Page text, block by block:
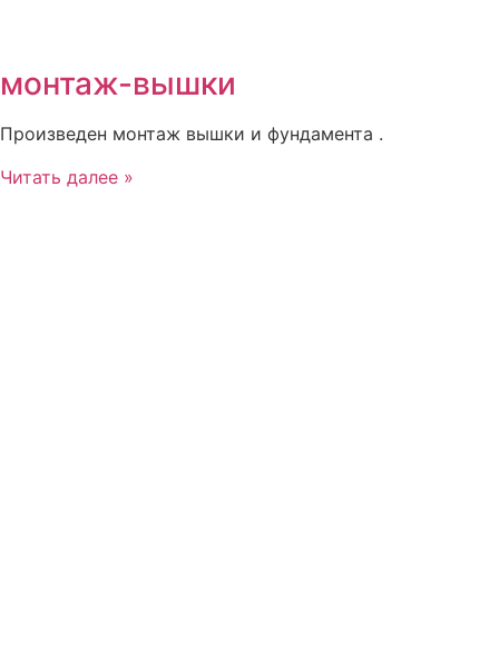
монтаж-вышки
Произведен монтаж вышки и фундамента .
Читать далее »